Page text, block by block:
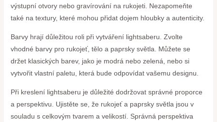
výstupní otvory nebo gravírování na rukojeti. Nezapomeňte
také na textury, které mohou přidat dojem hloubky a autenticity.
Barvy hrají důležitou roli při vytváření lightsaberu. Zvolte
vhodné barvy pro rukojeť, tělo a paprsky světla. Můžete se
držet klasických barev, jako je modrá nebo zelená, nebo si
vytvořit vlastní paletu, která bude odpovídat vašemu designu.
Při kreslení lightsaberu je důležité dodržovat správné proporce
a perspektivu. Ujistěte se, že rukojeť a paprsky světla jsou v
souladu s celkovým tvarem a velikostí. Správná perspektiva